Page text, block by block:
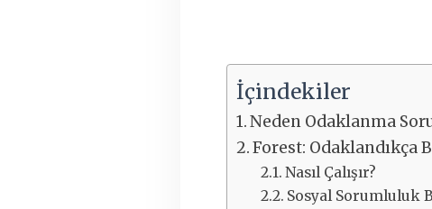
İçindekiler
Neden Odaklanma
Forest: Odaklandıkça
Nasıl Çalışır?
Sosyal Sorumluluk